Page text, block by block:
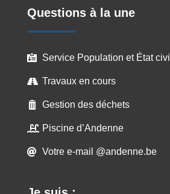
Questions à la une
 Service Population et État civil
 Travaux en cours
 Gestion des déchets
 Piscine d’Andenne
 Votre e-mail @andenne.be